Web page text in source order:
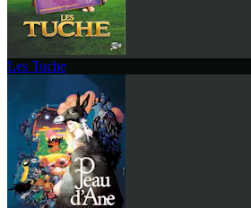
Les Tuche